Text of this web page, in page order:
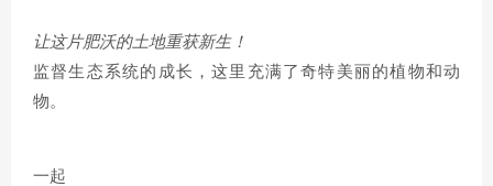
让这片肥沃的土地重获新生！
监督生态系统的成长，这里充满了奇特美丽的植物和动
物。
一起